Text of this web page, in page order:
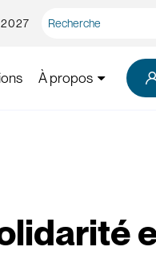
rapide
À propos